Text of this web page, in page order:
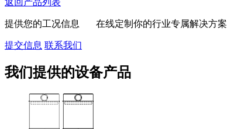
提供您的工况信息 在线定制你的行业专属解决方案
提交信息 联系我们
我们提供的设备产品